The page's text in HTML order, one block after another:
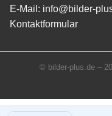
E-Mail: info@bilder-
Kontaktformular
© bilder-plus.de –